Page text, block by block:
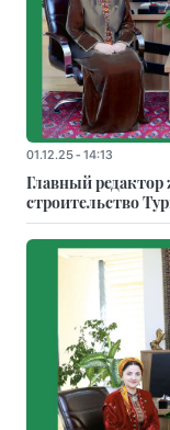
01.12.25 - 14:13
Главный редактор
строительство